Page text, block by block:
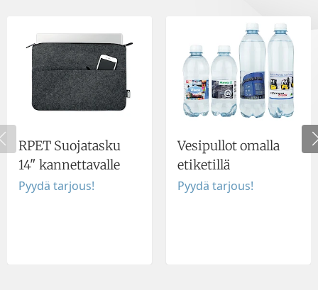
RPET Suojatasku
14" kannettavalle
Pyydä tarjous!
Vesipullot omalla
etiketillä
Pyydä tarjous!